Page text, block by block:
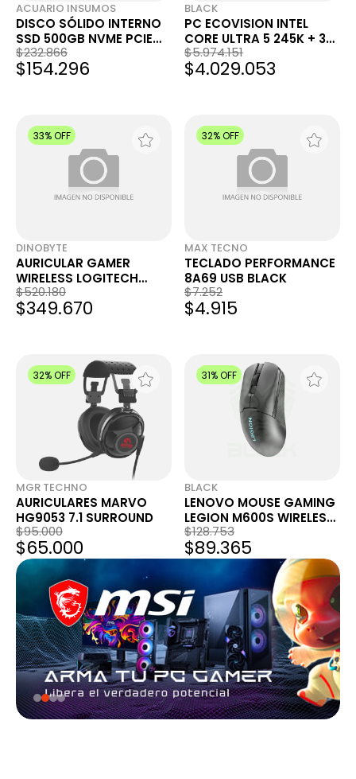
ACUARIO INSUMOS
DISCO SÓLIDO INTERNO
SSD 500GB NVME PCIE
WESTERN DIGITAL WD
GREEN SN350 WDS500G2
$232.866
$154.296
BLACK
PC ECOVISION INTEL
CORE ULTRA 5 245K + 32
GB + 1 TB + RTX 3050
$5.974.151
$4.029.053
33% OFF
DINOBYTE
AURICULAR GAMER
WIRELESS LOGITECH
G735 BLANCO
$520.180
$349.670
32% OFF
MAX TECNO
TECLADO PERFORMANCE
8A69 USB BLACK
$7.252
$4.915
32% OFF
MGR TECHNO
AURICULARES MARVO
HG9053 7.1 SURROUND
$95.000
$65.000
31% OFF
BLACK
LENOVO MOUSE GAMING
LEGION M600S WIRELESS
QI
$128.753
$89.365